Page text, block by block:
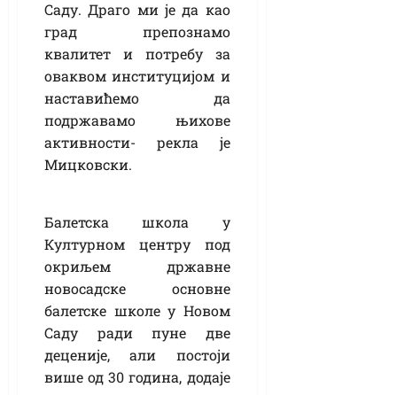
Саду. Драго ми је да као
град препознамо
квалитет и потребу за
оваквом институцијом и
наставићемо да
подржавамо њихове
активности- рекла је
Мицковски.
Балетска школа у
Културном центру под
окриљем државне
новосадске основне
балетске школе у Новом
Саду ради пуне две
деценије, али постоји
више од 30 година, додаје